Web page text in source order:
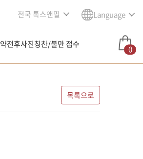
전국 톡스앤필 Language
전후사진칭찬/불만 접수 0
목록으로